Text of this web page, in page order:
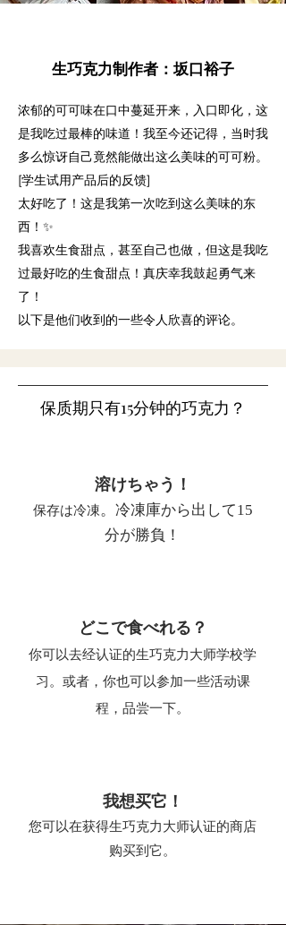
生巧克力制作者：坂口裕子
浓郁的可可味在口中蔓延开来，入口即化，这
是我吃过最棒的味道！我至今还记得，当时我
多么惊讶自己竟然能做出这么美味的可可粉。
[学生试用产品后的反馈]
太好吃了！这是我第一次吃到这么美味的东
西！✨
我喜欢生食甜点，甚至自己也做，但这是我吃
过最好吃的生食甜点！真庆幸我鼓起勇气来
了！
以下是他们收到的一些令人欣喜的评论。
保质期只有15分钟的巧克力 ？
溶けちゃう！
保存は冷凍。冷凍庫から出して15
分が勝負！
どこで食べれる？
你可以去经认证的生巧克力大师学校学
习。或者， 你也可以参加一些活动课
程，品尝一下。
我想买它！
您可以在获得生巧克力大师认证的商店
购买到它。